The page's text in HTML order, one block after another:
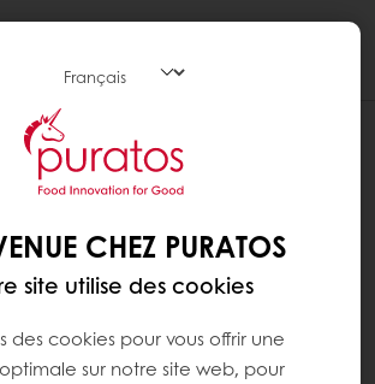
CHEZ PURATOS
site utilise des cookies
des cookies pour vous offrir une
sur notre site web, pour